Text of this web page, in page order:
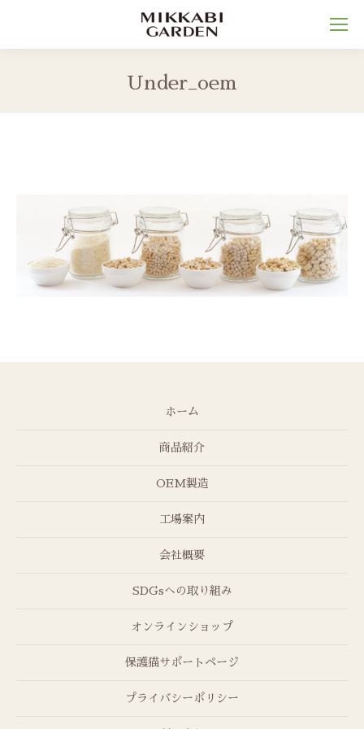
Under_oem
You are here:
ホーム
商品紹介
OEM製造
工場案内
会社概要
SDGsへの取り組み
オンラインショップ
保護猫サポートページ
プライバシーポリシー